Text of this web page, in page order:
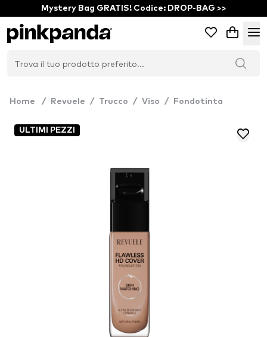
Mystery Bag GRATIS! Codice: DROP-BAG >>
Home / Revuele / Trucco / Viso / Fondotinta
ULTIMI PEZZI